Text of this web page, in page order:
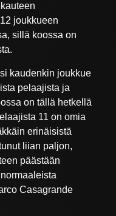
joukkueen
sillä koossa on
kaudenkin joukkue
pelaajista ja
on tällä hetkellä
11 on omia
erinäisistä
liian paljon,
päästään
Casagrande